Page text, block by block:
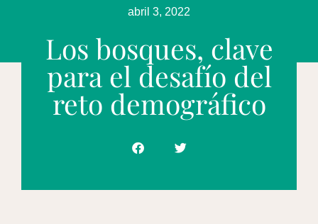
abril 3, 2022
Los bosques, clave
para el desafío del
reto demográfico